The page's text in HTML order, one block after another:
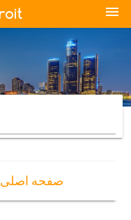
menu
صفحه اصلی